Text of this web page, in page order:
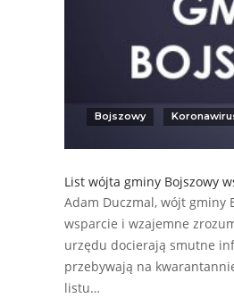
Bojszowy
List wójta gminy Bojszowy
Adam Duczmal, wójt gminy
wsparcie i wzajemne
urzędu docierają smutne
przebywają na
listu…